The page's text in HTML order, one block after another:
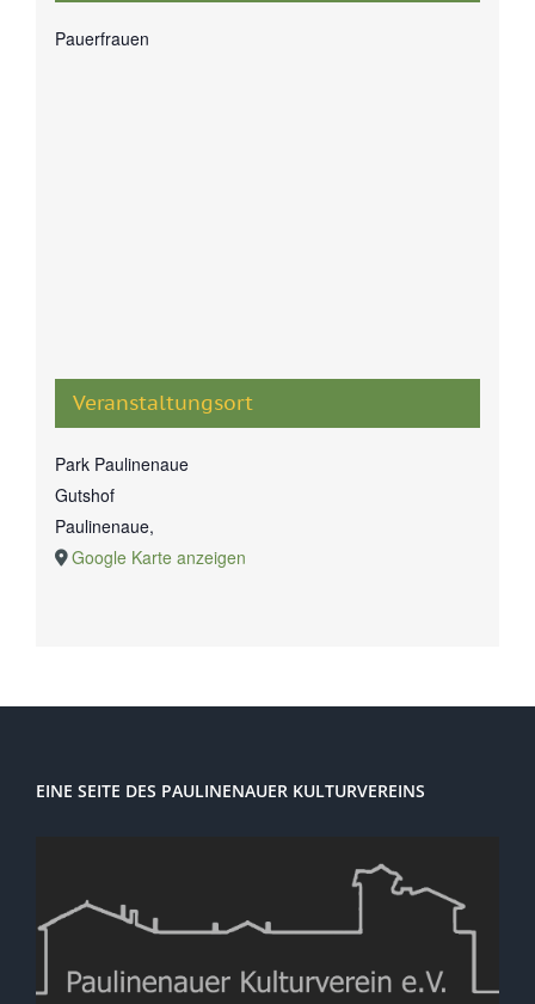
Pauerfrauen
Veranstaltungsort
Park Paulinenaue
Gutshof
Paulinenaue,
Google Karte anzeigen
EINE SEITE DES PAULINENAUER KULTURVEREINS